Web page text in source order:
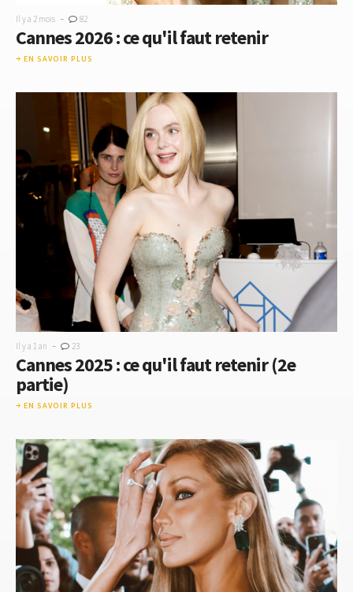
Il y a 2 mois - 82
Cannes 2026 : ce qu'il faut retenir
EN SAVOIR PLUS
Il y a 1 an - 23
Cannes 2025 : ce qu'il faut retenir (2e
partie)
EN SAVOIR PLUS